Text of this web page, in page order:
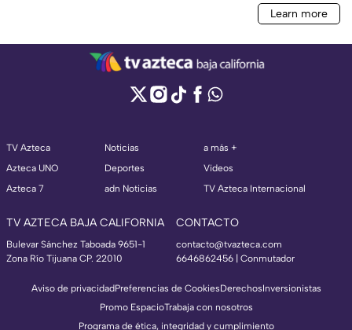
TV Azteca
Azteca UNO
Azteca 7
Noticias
Deportes
adn Noticias
a más +
Videos
TV Azteca Internacional
TV AZTECA BAJA CALIFORNIA
Bulevar Sánchez Taboada 9651-1
Zona Río Tijuana CP. 22010
CONTACTO
contacto@tvazteca.com
6646862456 | Conmutador
Aviso de privacidadPreferencias de CookiesDerechosInversionistas
Promo EspacioTrabaja con nosotros
Programa de ética, integridad y cumplimiento